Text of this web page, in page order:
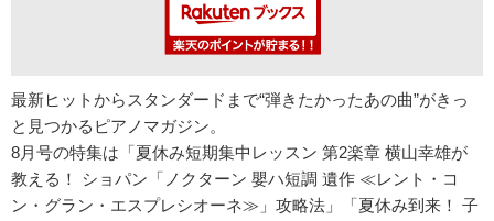
最新ヒットからスタンダードまで“弾きたかったあの曲”がきっ
と見つかるピアノマガジン。
8月号の特集は「夏休み短期集中レッスン 第2楽章 横山幸雄が
教える！ ショパン「ノクターン 嬰ハ短調 遺作 ≪レント・コ
ン・グラン・エスプレシオーネ≫」攻略法」「夏休み到来！ 子